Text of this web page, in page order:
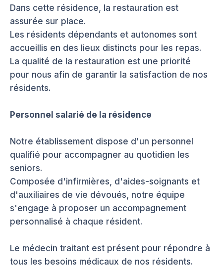
Dans cette résidence, la restauration est
assurée sur place.
Les résidents dépendants et autonomes sont
accueillis en des lieux distincts pour les repas.
La qualité de la restauration est une priorité
pour nous afin de garantir la satisfaction de nos
résidents.
Personnel salarié de la résidence
Notre établissement dispose d'un personnel
qualifié pour accompagner au quotidien les
seniors.
Composée d'infirmières, d'aides-soignants et
d'auxiliaires de vie dévoués, notre équipe
s'engage à proposer un accompagnement
personnalisé à chaque résident.
Le médecin traitant est présent pour répondre à
tous les besoins médicaux de nos résidents.